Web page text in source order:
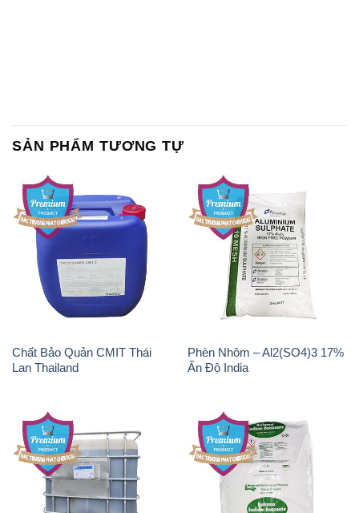
SẢN PHẨM TƯƠNG TỰ
Chất Bảo Quản CMIT Thái
Lan Thailand
Phèn Nhôm – Al2(SO4)3 17%
Ấn Độ India